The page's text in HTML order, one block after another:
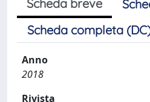
Scheda breve
Scheda completa
Anno
2018
Rivista